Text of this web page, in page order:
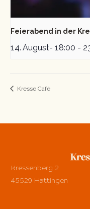
Feierabend in der
14. August- 18:00 -
Kresse Café
Kressenberg 2
45529 Hattingen